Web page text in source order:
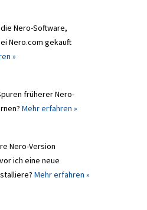
Nero-Software,
Nero.com gekauft
»
früherer Nero-
Mehr erfahren »
Nero-Version
ich eine neue
Mehr erfahren »